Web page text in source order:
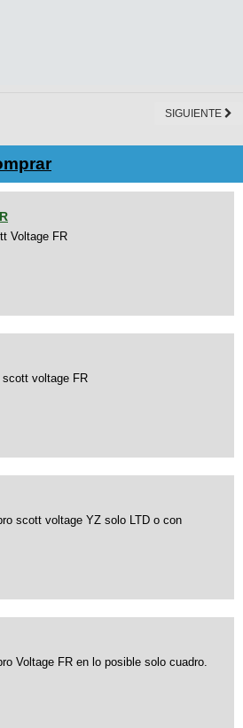
SIGUIENTE
Voltage FR
scott voltage FR
scott voltage YZ solo LTD o con
Voltage FR en lo posible solo cuadro.